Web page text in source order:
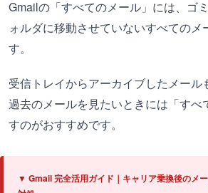
Gmailの「すべてのメール」には、ゴ
ォルダに移動させていないすべてのメ
す。
受信トレイからアーカイブしたメール
過去のメールを見たいときには「すべ
すのがおすすめです。
▼ Gmail 完全活用ガイド｜キャリア乗換後のメ